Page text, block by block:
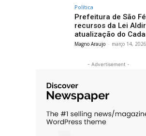
Política
Prefeitura de São
recursos da Lei
atualização do
Magno Araujo - março 14, 2026
- Advertisement -